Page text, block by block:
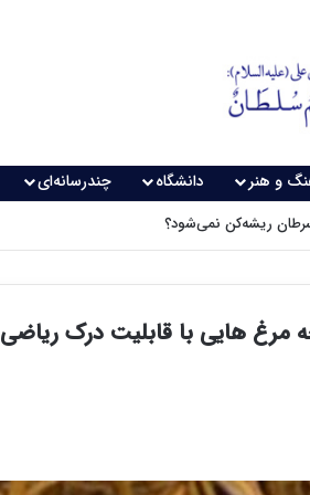
و هنر دانشگاه چندرسانه‌ای
ریشه‌کن نمی‌شود؟
مرغ هایی با قابلیت درک ریاضی